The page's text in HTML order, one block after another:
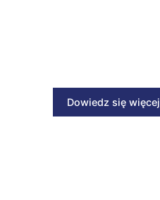
Dowiedz się więcej